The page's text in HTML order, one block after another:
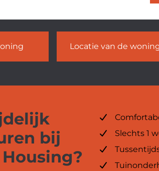
Locatie van de
bij
Slechts 1